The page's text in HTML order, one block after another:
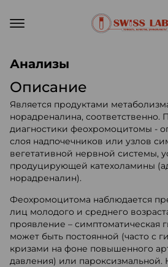
Анализы
Описание
Является продуктами
норадреналина, соответственно.
диагностики феохромоцитомы -
слоя надпочечников или узлов
вегетативной нервной системы,
продуцирующей катехоламины
норадреналин).
Феохромоцитома наблюдается
лиц молодого и среднего
проявление – симптоматическая
может быть постоянной (часто с
кризами на фоне повышенного
давления) или пароксизмальной.